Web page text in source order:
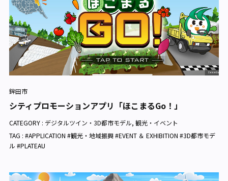
鉾田市
シティプロモーションアプリ「ほこまるGo！」
CATEGORY : デジタルツイン・3D都市モデル, 観光・イベント
TAG : #APPLICATION #観光・地域振興 #EVENT ＆ EXHIBITION #3D都市モデ
ル #PLATEAU